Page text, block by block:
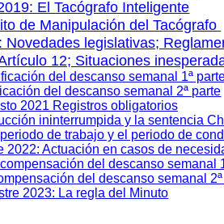
El Tacógrafo Inteligente
de Manipulación del Tacógrafo
Novedades legislativas;
12; Situaciones
del descanso semanal 1ª
del descanso semanal 2ª parte
2021 Registros obligatorios
ininterrumpida y la sentencia
de trabajo y el periodo de
2022: Actuación en casos de
del descanso semanal
del descanso semanal
2023: La regla del Minuto